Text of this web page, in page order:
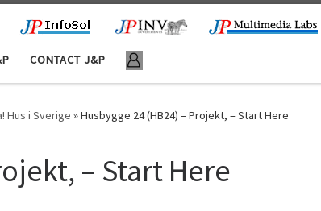
CONTACT J&P
Hus i Sverige »Husbygge 24 (HB24) – Projekt, – Start Here
– Start Here